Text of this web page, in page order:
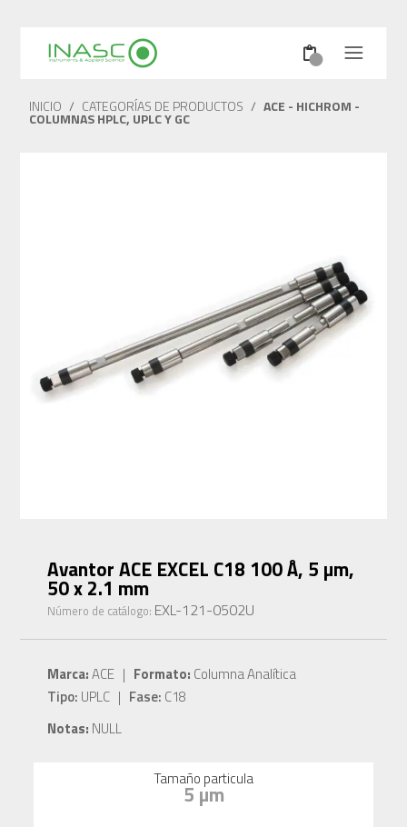
INICIO / CATEGORÍAS DE PRODUCTOS / ACE - HICHROM -
COLUMNAS HPLC, UPLC Y GC
Avantor ACE EXCEL C18 100 Å, 5 µm,
50 x 2.1 mm
Número de catálogo: EXL-121-0502U
Marca:ACE | Formato: Columna Analítica
Tipo: UPLC | Fase: C18
Notas: NULL
Tamaño particula
5 µm